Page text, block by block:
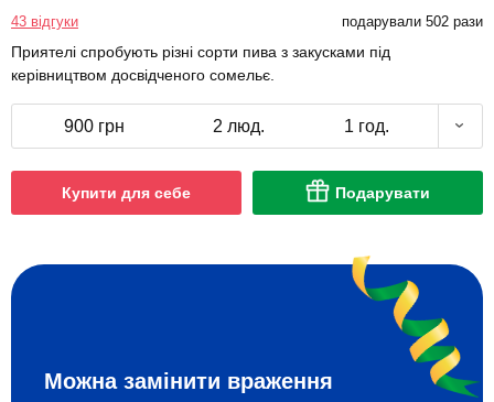
43 відгуки подарували 502 рази
Приятелі спробують різні сорти пива з закусками під
керівництвом досвідченого сомельє.
900 грн 2 люд. 1 год.
Купити для себе Подарувати
Можна замінити враження